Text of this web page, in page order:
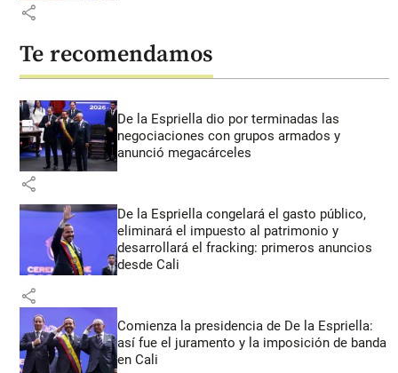
share
Te recomendamos
De la Espriella dio por terminadas las
negociaciones con grupos armados y
anunció megacárceles
share
De la Espriella congelará el gasto público,
eliminará el impuesto al patrimonio y
desarrollará el fracking: primeros anuncios
desde Cali
share
Comienza la presidencia de De la Espriella:
así fue el juramento y la imposición de banda
en Cali